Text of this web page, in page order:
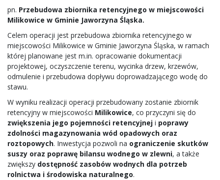
pn. Przebudowa zbiornika retencyjnego w miejscowości
Milikowice w Gminie Jaworzyna Śląska.
Celem operacji jest przebudowa zbiornika retencyjnego w
miejscowości Milikowice w Gminie Jaworzyna Śląska, w ramach
której planowane jest m.in. opracowanie dokumentacji
projektowej, oczyszczenie terenu, wycinka drzew, krzewów,
odmulenie i przebudowa dopływu doprowadzającego wodę do
stawu.
W wyniku realizacji operacji przebudowany zostanie zbiornik
retencyjny w miejscowości Milikowice, co przyczyni się do
zwiększenia jego pojemności retencyjnej i poprawy
zdolności magazynowania wód opadowych oraz
roztopowych. Inwestycja pozwoli na ograniczenie skutków
suszy oraz poprawę bilansu wodnego w zlewni, a także
zwiększy dostępność zasobów wodnych dla potrzeb
rolnictwa i środowiska naturalnego.